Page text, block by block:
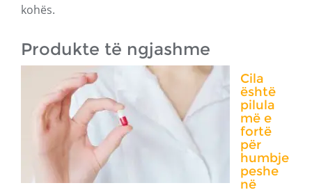
kohës.
Produkte të ngjashme
Cila
është
pilula
më e
fortë
për
humbje
peshe
në